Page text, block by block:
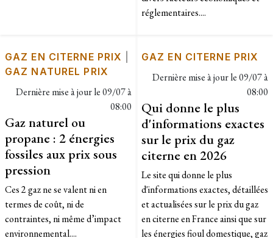
réglementaires....
GAZ EN CITERNE PRIX
GAZ NATUREL PRIX
Dernière mise à jour le09/07 à
08:00
Gaz naturel ou
propane : 2 énergies
fossiles aux prix sous
pression
Ces 2 gaz ne se valent ni en
termes de coût, ni de
contraintes, ni même d’impact
environnemental....
GAZ EN CITERNE PRIX
Dernière mise à jour le09/07 à
08:00
Qui donne le plus
d'informations exactes
sur le prix du gaz
citerne en 2026
Le site qui donne le plus
d'informations exactes, détaillées
et actualisées sur le prix du gaz
en citerne en France ainsi que sur
les énergies fioul domestique, gaz